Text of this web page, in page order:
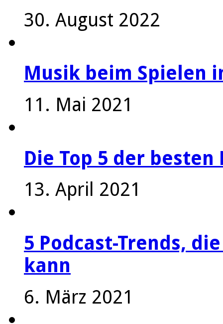
30. August 2022
Musik beim Spielen
11. Mai 2021
Die Top 5 der besten
13. April 2021
5 Podcast-Trends,
kann
6. März 2021